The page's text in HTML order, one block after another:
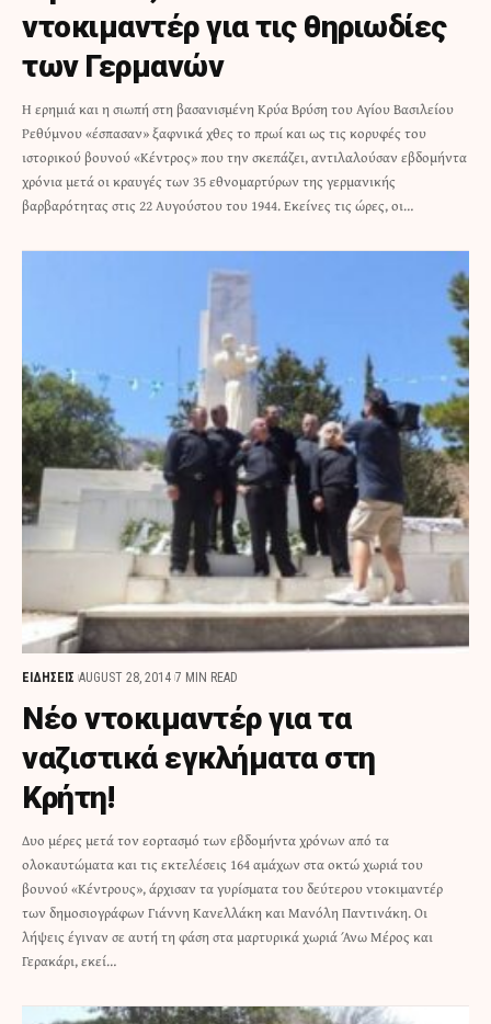
ντοκιμαντέρ για τις θηριωδίες
των Γερμανών
Η ερημιά και η σιωπή στη βασανισμένη Κρύα Βρύση του Αγίου Βασιλείου
Ρεθύμνου «έσπασαν» ξαφνικά χθες το πρωί και ως τις κορυφές του
ιστορικού βουνού «Κέντρος» που την σκεπάζει, αντιλαλούσαν εβδομήντα
χρόνια μετά οι κραυγές των 35 εθνομαρτύρων της γερμανικής
βαρβαρότητας στις 22 Αυγούστου του 1944. Εκείνες τις ώρες, οι…
ΕΙΔΗΣΕΙΣ AUGUST 28, 2014 7 MIN READ
Νέο ντοκιμαντέρ για τα
ναζιστικά εγκλήματα στη
Κρήτη!
Δυο μέρες μετά τον εορτασμό των εβδομήντα χρόνων από τα
ολοκαυτώματα και τις εκτελέσεις 164 αμάχων στα οκτώ χωριά του
βουνού «Κέντρους», άρχισαν τα γυρίσματα του δεύτερου ντοκιμαντέρ
των δημοσιογράφων Γιάννη Κανελλάκη και Μανόλη Παντινάκη. Οι
λήψεις έγιναν σε αυτή τη φάση στα μαρτυρικά χωριά Άνω Μέρος και
Γερακάρι, εκεί…